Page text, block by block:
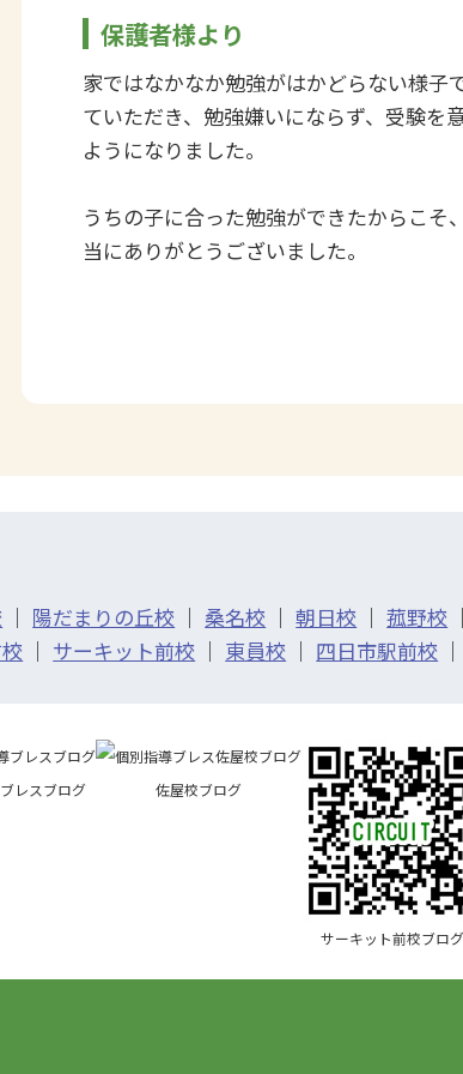
保護者様より
家ではなかなか勉強がはかどらない様子
ていただき、勉強嫌いにならず、受験を
ようになりました。
うちの子に合った勉強ができたからこ
当にありがとうございました。
｜ 陽だまりの丘校 ｜ 桑名校 ｜朝日校 ｜菰野校 ｜
｜ サーキット前校 ｜ 東員校 ｜ 四日市駅前校 ｜
レスブログ 佐屋校ブログ
サーキット前校ブログ